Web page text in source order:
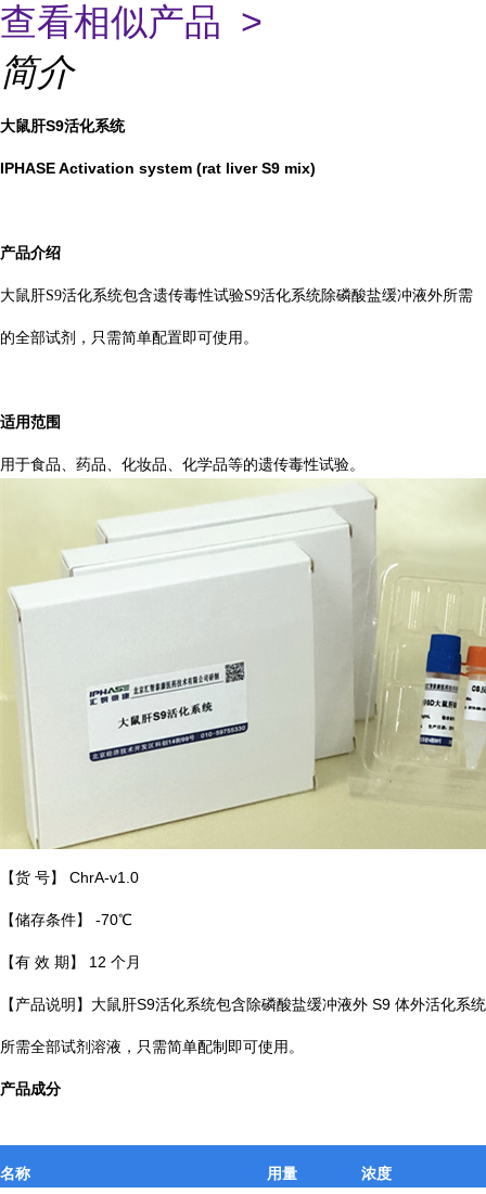
查看相似产品 >
简介
大鼠肝S9活化系统
IPHASE Activation system (rat liver S9 mix)
产品介绍
大鼠肝S9活化系统包含遗传毒性试验S9活化系统除磷酸盐缓冲液外所需
的全部试剂，只需简单配置即可使用。
适用范围
用于食品、药品、化妆品、化学品等的遗传毒性试验。
【货 号】 ChrA-v1.0
【储存条件】 -70℃
【有 效 期】 12 个月
【产品说明】大鼠肝S9活化系统包含除磷酸盐缓冲液外 S9 体外活化系统
所需全部试剂溶液，只需简单配制即可使用。
产品成分
名称 用量 浓度